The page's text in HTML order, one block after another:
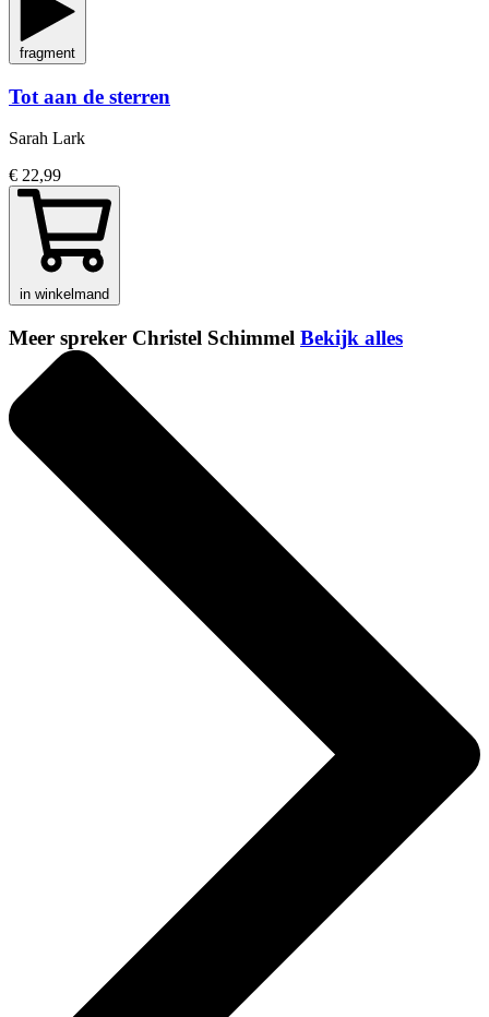
fragment
Tot aan de sterren
Sarah Lark
€ 22,99
in winkelmand
Meer spreker Christel Schimmel Bekijk alles